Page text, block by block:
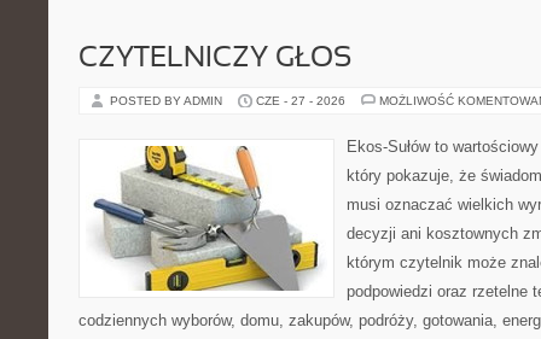
CZYTELNICZY GŁOS
POSTED BY ADMIN CZE - 27 - 2026 MOŻLIWOŚĆ
Ekos-Sułów to
który pokazuje, że
musi oznaczać wielkich
decyzji ani kosztownych
którym czytelnik może
podpowiedzi oraz rzetelne
codziennych wyborów, domu, zakupów, podróży, gotowania,